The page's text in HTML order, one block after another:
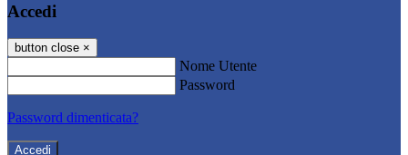
Accedi
button close ×
Nome Utente
Password
Password dimenticata?